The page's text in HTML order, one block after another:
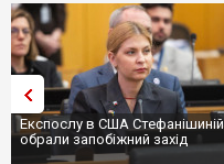
Експослу в США Стефанішиній
обрали запобіжний захід